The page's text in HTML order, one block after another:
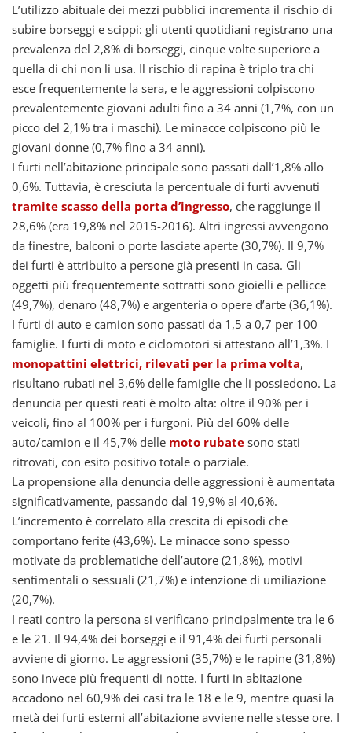
L’utilizzo abituale dei mezzi pubblici incrementa il rischio di
subire borseggi e scippi: gli utenti quotidiani registrano una
prevalenza del 2,8% di borseggi, cinque volte superiore a
quella di chi non li usa. Il rischio di rapina è triplo tra chi
esce frequentemente la sera, e le aggressioni colpiscono
prevalentemente giovani adulti fino a 34 anni (1,7%, con un
picco del 2,1% tra i maschi). Le minacce colpiscono più le
giovani donne (0,7% fino a 34 anni).
I furti nell’abitazione principale sono passati dall’1,8% allo
0,6%. Tuttavia, è cresciuta la percentuale di furti avvenuti
tramite scasso della porta d’ingresso, che raggiunge il
28,6% (era 19,8% nel 2015-2016). Altri ingressi avvengono
da finestre, balconi o porte lasciate aperte (30,7%). Il 9,7%
dei furti è attribuito a persone già presenti in casa. Gli
oggetti più frequentemente sottratti sono gioielli e pellicce
(49,7%), denaro (48,7%) e argenteria o opere d’arte (36,1%).
I furti di auto e camion sono passati da 1,5 a 0,7 per 100
famiglie. I furti di moto e ciclomotori si attestano all’1,3%. I
monopattini elettrici, rilevati per la prima volta,
risultano rubati nel 3,6% delle famiglie che li possiedono. La
denuncia per questi reati è molto alta: oltre il 90% per i
veicoli, fino al 100% per i furgoni. Più del 60% delle
auto/camion e il 45,7% delle moto rubate sono stati
ritrovati, con esito positivo totale o parziale.
La propensione alla denuncia delle aggressioni è aumentata
significativamente, passando dal 19,9% al 40,6%.
L’incremento è correlato alla crescita di episodi che
comportano ferite (43,6%). Le minacce sono spesso
motivate da problematiche dell’autore (21,8%), motivi
sentimentali o sessuali (21,7%) e intenzione di umiliazione
(20,7%).
I reati contro la persona si verificano principalmente tra le 6
e le 21. Il 94,4% dei borseggi e il 91,4% dei furti personali
avviene di giorno. Le aggressioni (35,7%) e le rapine (31,8%)
sono invece più frequenti di notte. I furti in abitazione
accadono nel 60,9% dei casi tra le 18 e le 9, mentre quasi la
metà dei furti esterni all’abitazione avviene nelle stesse ore. I